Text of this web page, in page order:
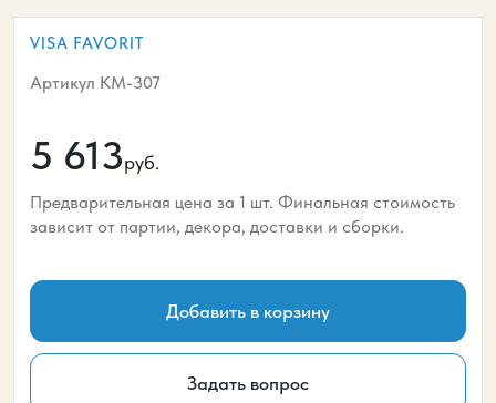
VISA FAVORIT
Артикул КМ-307
5 613руб.
Предварительная цена за 1 шт. Финальная стоимость
зависит от партии, декора, доставки и сборки.
Добавить в корзину
Задать вопрос